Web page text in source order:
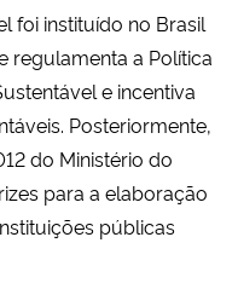
foi instituído no Brasil
regulamenta a Política
e incentiva
Posteriormente,
do Ministério do
para a elaboração
públicas